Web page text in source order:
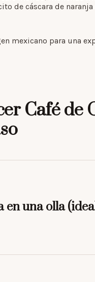
de cáscara de naranja
mexicano para una
Café de
en una olla